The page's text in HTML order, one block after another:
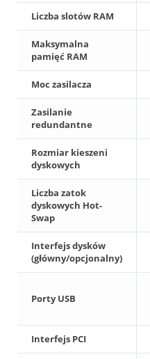
Liczba slotów RAM
Maksymalna
pamięć RAM
Moc zasilacza
Zasilanie
redundantne
Rozmiar kieszeni
dyskowych
Liczba zatok
dyskowych Hot-
Swap
Interfejs dysków
(główny/opcjonalny)
Porty USB
Interfejs PCI